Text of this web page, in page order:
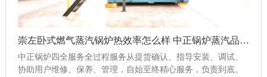
崇左卧式燃气蒸汽锅炉热效率怎么样 中正锅炉蒸汽品质高
中正锅炉四全服务全过程服务从提货确认、指导安装、调试、
协助用户维修、保养、管理，自始至终精心服务，负责到底。